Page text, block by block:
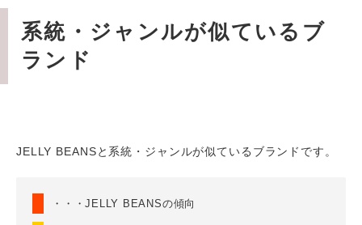
系統・ジャンルが似ているブ
ランド
JELLY BEANSと系統・ジャンルが似ているブランドです。
・・・JELLY BEANSの傾向